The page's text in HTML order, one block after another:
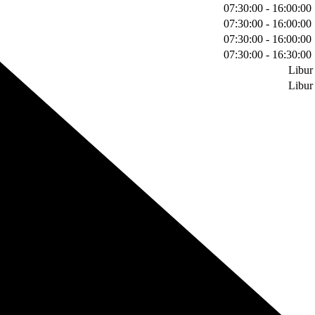
07:30:00 - 16:00:00
07:30:00 - 16:00:00
07:30:00 - 16:00:00
07:30:00 - 16:30:00
Libur
Libur